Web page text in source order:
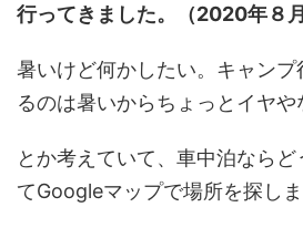
行ってきました。（2020年８月
暑いけど何かしたい。キャン
るのは暑いからちょっとイヤや
とか考えていて、車中泊なら
てGoogleマップで場所を探しま